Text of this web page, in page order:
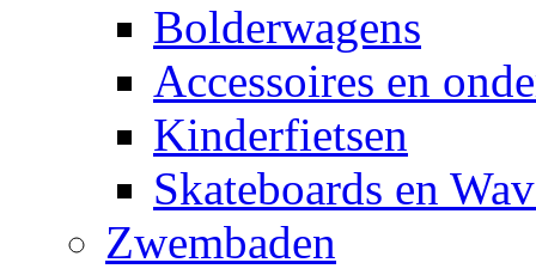
Bolderwagens
Accessoires en
Kinderfietsen
Skateboards en
Zwembaden